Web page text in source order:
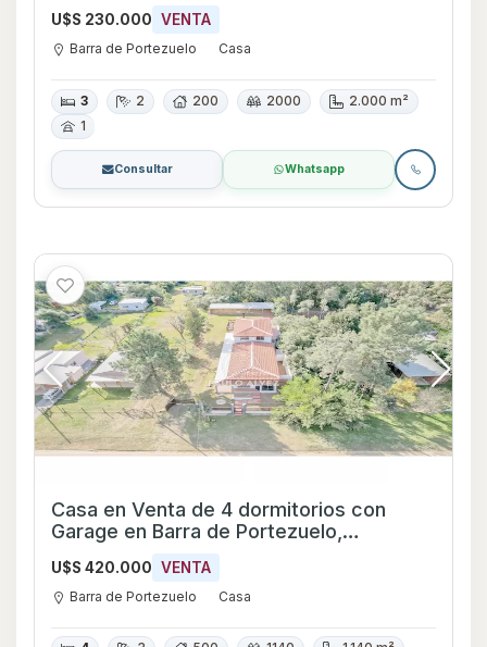
U$S 230.000 VENTA
Barra de Portezuelo Casa
3 2 200 2000
2.000 m²
1
Consultar Whatsapp
Casa en Venta de 4 dormitorios con
Garage en Barra de Portezuelo,
Maldonado
U$S 420.000 VENTA
Barra de Portezuelo Casa